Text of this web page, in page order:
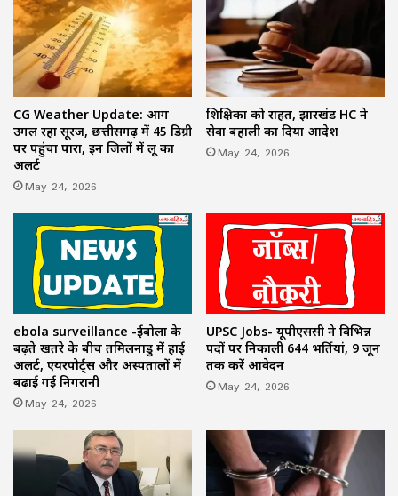
CG Weather Update: आग
उगल रहा सूरज, छत्तीसगढ़ में 45 डिग्री
पर पहुंचा पारा, इन जिलों में लू का
अलर्ट
May 24, 2026
शिक्षिका को राहत, झारखंड HC ने
सेवा बहाली का दिया आदेश
May 24, 2026
ebola surveillance -ईबोला के
बढ़ते खतरे के बीच तमिलनाडु में हाई
अलर्ट, एयरपोर्ट्स और अस्पतालों में
बढ़ाई गई निगरानी
May 24, 2026
UPSC Jobs- यूपीएससी ने विभिन्न
पदों पर निकाली 644 भर्तियां, 9 जून
तक करें आवेदन
May 24, 2026